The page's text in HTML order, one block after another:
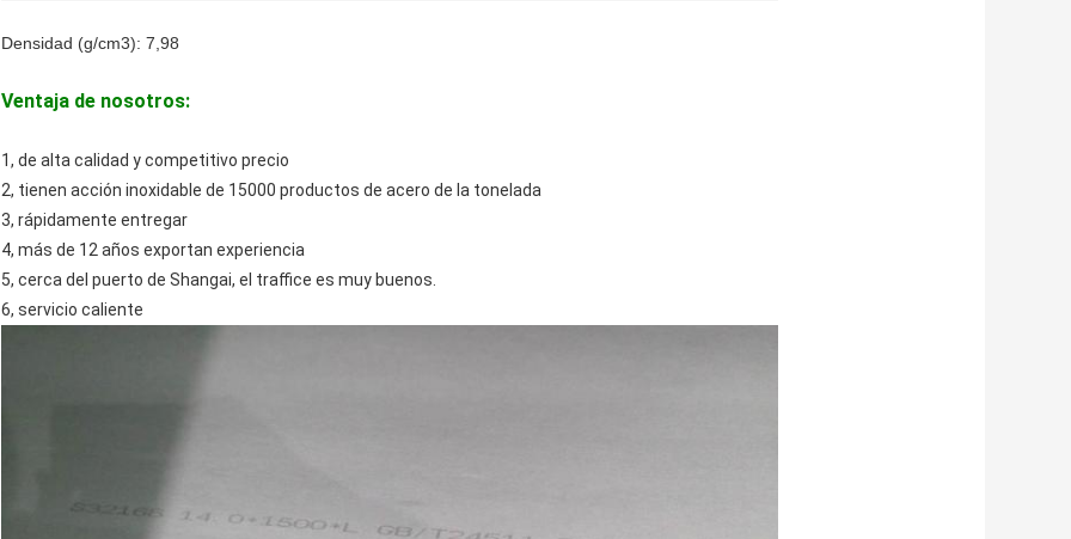
Densidad (g/cm3): 7,98
Ventaja de nosotros:
1, de alta calidad y competitivo precio
2, tienen acción inoxidable de 15000 productos de acero de la tonelada
3, rápidamente entregar
4, más de 12 años exportan experiencia
5, cerca del puerto de Shangai, el traffice es muy buenos.
6, servicio caliente